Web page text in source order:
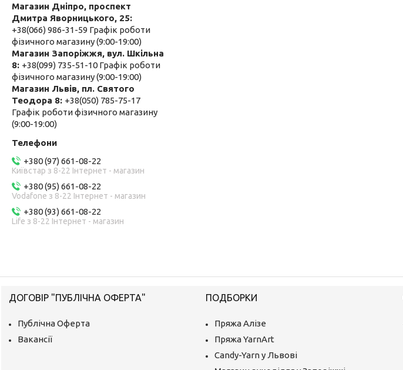
Магазин Дніпро, проспект
Дмитра Яворницького, 25
+38(066) 986-31-59 Графік роботи
фізичного магазину (9:00-19:00)
Магазин Запоріжжя, вул. Шкільна
8 +38(099) 735-51-10 Графік роботи
фізичного магазину (9:00-19:00)
Магазин Львів, пл. Святого
Теодора 8 +38(050) 785-75-17
Графік роботи фізичного магазину
(9:00-19:00)
+380 (97) 661-08-22
Київстар з 8-22 Інтернет - магазин
+380 (95) 661-08-22
Vodafone з 8-22 Інтернет - магазин
+380 (93) 661-08-22
Life з 8-22 Інтернет - магазин
ДОГОВІР "ПУБЛІЧНА ОФЕРТА"
Публічна Оферта
Вакансії
ПОДБОРКИ
Пряжа Алізе
Пряжа YarnArt
Candy-Yarn у Львові